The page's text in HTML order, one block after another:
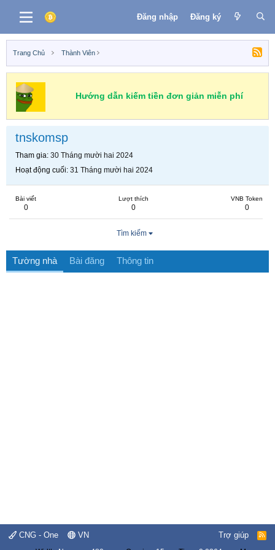
Đăng nhập Đăng ký
Trang Chủ Thành Viên
Hướng dẫn kiếm tiền đơn giản miễn phí
tnskomsp
Tham gia 30 Tháng mười hai 2024
Hoạt động cuối 31 Tháng mười hai 2024
Bài viết
0
Lượt thích
0
VNB Token
0
Tìm kiếm
Tường nhà Bài đăng Thông tin
CNG - One VN Trợ giúp
R